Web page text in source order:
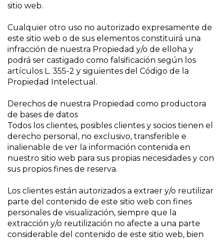
sitio web.
Cualquier otro uso no autorizado expresamente de
este sitio web o de sus elementos constituirá una
infracción de nuestra Propiedad y/o de elloha y
podrá ser castigado como falsificación según los
artículos L. 355-2 y siguientes del Código de la
Propiedad Intelectual.
Derechos de nuestra Propiedad como productora
de bases de datos
Todos los clientes, posibles clientes y socios tienen el
derecho personal, no exclusivo, transferible e
inalienable de ver la información contenida en
nuestro sitio web para sus propias necesidades y con
sus propios fines de reserva.
Los clientes están autorizados a extraer y/o reutilizar
parte del contenido de este sitio web con fines
personales de visualización, siempre que la
extracción y/o reutilización no afecte a una parte
considerable del contenido de este sitio web, bien